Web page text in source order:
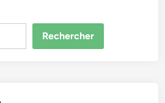
Rechercher